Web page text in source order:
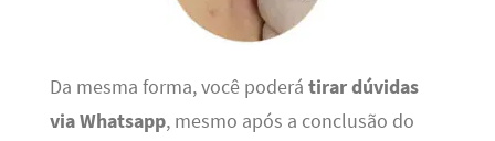
Da mesma forma, você poderá tirar dúvidas
via Whatsapp, mesmo após a conclusão do